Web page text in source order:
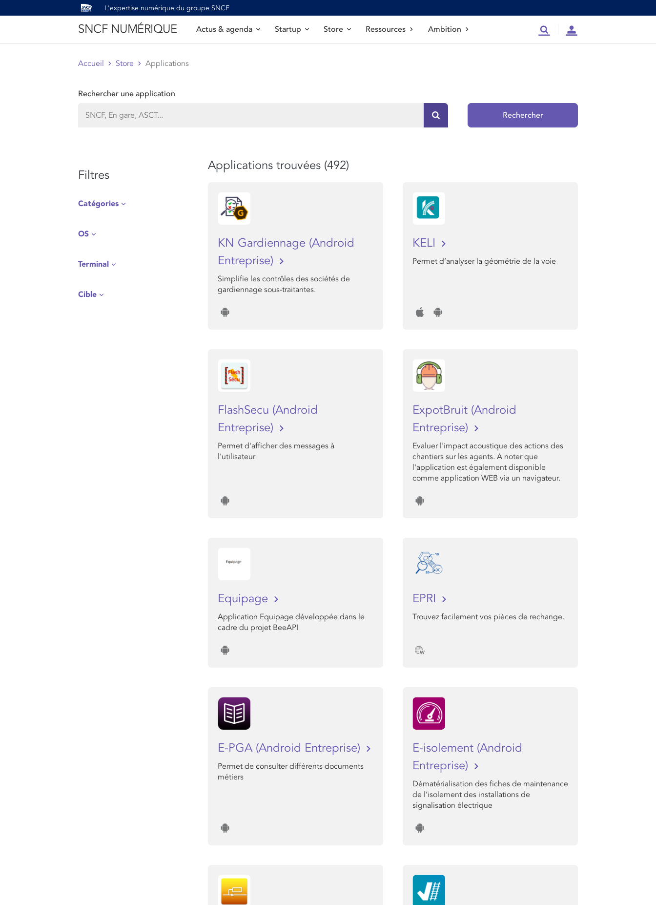
L'expertise numérique du groupe SNCF
SNCF NUMÉRIQUE Actus & agenda Startup Store Ressources Ambition RechercheCompte
Accueil Store Applications
Rechercher une application
Rechercher sur le site
Rechercher
Filtres
Catégories
OS
Terminal
Cible
Applications trouvées (492)
KN Gardiennage (Android
Entreprise)
Simplifie les contrôles des sociétés de
gardiennage sous-traitantes.
KELI
Permet d’analyser la géométrie de la voie
FlashSecu (Android
Entreprise)
Permet d'afficher des messages à
l'utilisateur
ExpotBruit (Android
Entreprise)
Evaluer l'impact acoustique des actions des
chantiers sur les agents. A noter que
l'application est également disponible
comme application WEB via un navigateur.
Equipage
Application Equipage développée dans le
cadre du projet BeeAPI
EPRI
Trouvez facilement vos pièces de rechange.
E-PGA (Android Entreprise)
Permet de consulter différents documents
métiers
E-isolement (Android
Entreprise)
Dématérialisation des fiches de maintenance
de l’isolement des installations de
signalisation électrique